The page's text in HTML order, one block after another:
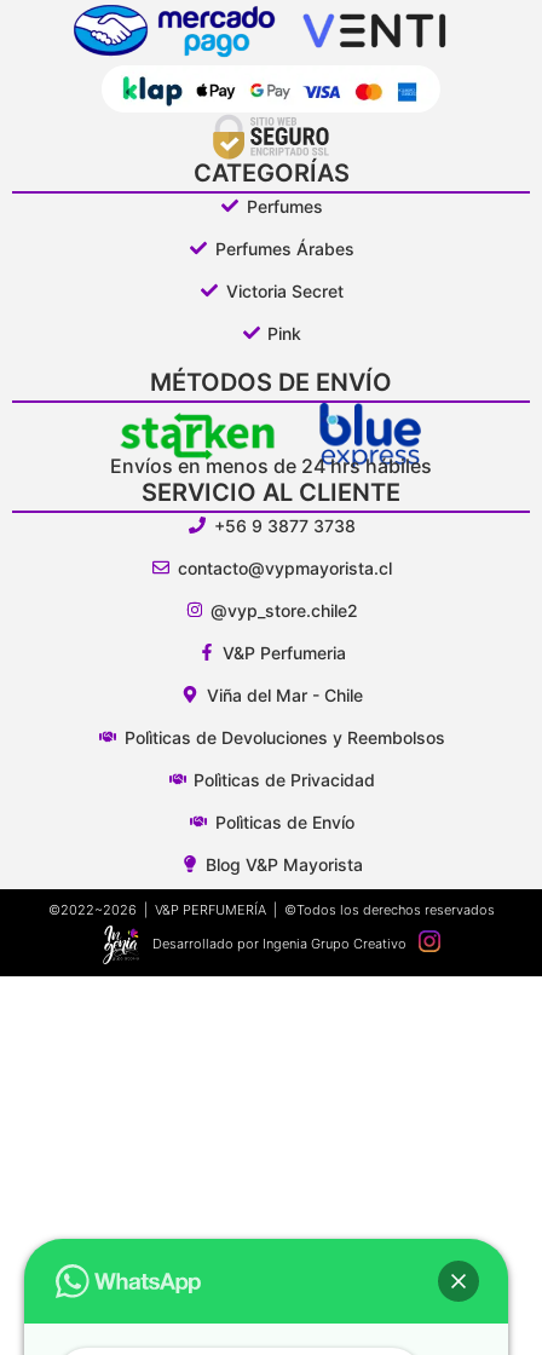
CATEGORÍAS
Perfumes
Perfumes Árabes
Victoria Secret
Pink
MÉTODOS DE ENVÍO
Envíos en menos de 24 hrs hábiles
SERVICIO AL CLIENTE
+56 9 3877 3738
contacto@vypmayorista.cl
@vyp_store.chile2
V&P Perfumeria
Viña del Mar - Chile
Polìticas de Devoluciones y Reembolsos
Polìticas de Privacidad
Polìticas de Envío
Blog V&P Mayorista
©2022~2026 | V&P PERFUMERÍA | ©Todos los derechos reservados
Desarrollado por Ingenia Grupo Creativo